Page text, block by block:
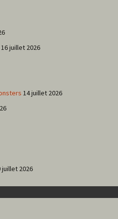
16 juillet 2026
14 juillet 2026
juillet 2026